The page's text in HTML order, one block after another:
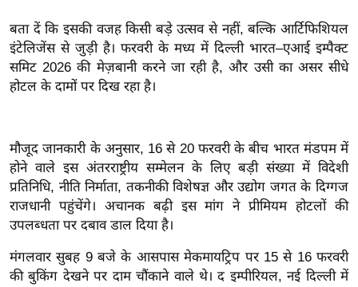
र
मि
सा
ल
मि
सा
ल
श
य
त
बता दें कि इसकी वजह किसी बड़े उत्सव से नहीं, बल्कि आर्टिफिशियल
इंटेलिजेंस से जुड़ी है। फरवरी के मध्य में दिल्ली भारत–एआई इम्पैक्ट
समिट 2026 की मेज़बानी करने जा रही है, और उसी का असर सीधे
होटल के दामों पर दिख रहा है।
मौजूद जानकारी के अनुसार, 16 से 20 फरवरी के बीच भारत मंडपम में
होने वाले इस अंतरराष्ट्रीय सम्मेलन के लिए बड़ी संख्या में विदेशी
प्रतिनिधि, नीति निर्माता, तकनीकी विशेषज्ञ और उद्योग जगत के दिग्गज
राजधानी पहुंचेंगे। अचानक बढ़ी इस मांग ने प्रीमियम होटलों की
उपलब्धता पर दबाव डाल दिया है।
मंगलवार सुबह 9 बजे के आसपास मेकमायट्रिप पर 15 से 16 फरवरी
की बुकिंग देखने पर दाम चौंकाने वाले थे। द इम्पीरियल, नई दिल्ली में